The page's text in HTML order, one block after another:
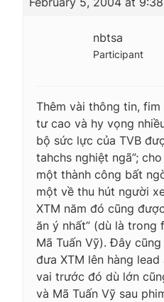
nbtsa
Participant
Thêm vài thông tin,
tư cao và hy vọng
bộ sức lực của TVB
tahchs nghiệt ngã”;
một thành công bất
một về thu hút người
XTM năm đó cũng
ăn ý nhất” (dù là trong
Mã Tuấn Vỹ). Đây
đưa XTM lên hàng
vai trước đó dù lớn
và Mã Tuấn Vỹ sau